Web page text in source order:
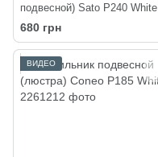
подвесной) Sato P240 White
680 грн
ВИДЕО